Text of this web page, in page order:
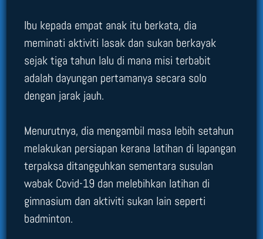
Ibu kepada empat anak itu berkata, dia
meminati aktiviti lasak dan sukan berkayak
sejak tiga tahun lalu di mana misi terbabit
adalah dayungan pertamanya secara solo
dengan jarak jauh.
Menurutnya, dia mengambil masa lebih setahun
melakukan persiapan kerana latihan di lapangan
terpaksa ditangguhkan sementara susulan
wabak Covid-19 dan melebihkan latihan di
gimnasium dan aktiviti sukan lain seperti
badminton.